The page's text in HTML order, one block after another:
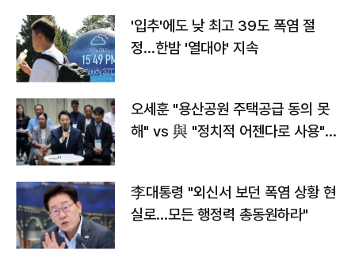
'입추'에도 낮 최고 39도 폭염 절
정…한밤 '열대야' 지속
오세훈 "용산공원 주택공급 동의 못
해" vs 與 "정치적 어젠다로 사용"
李대통령 "외신서 보던 폭염 상황 현
실로…모든 행정력 총동원하라"